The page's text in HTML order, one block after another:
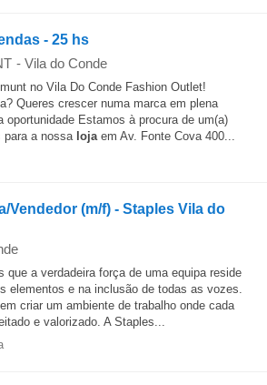
- 25 hs
- Vila do Conde
no Vila Do Conde Fashion Outlet!
Queres crescer numa marca em plena
oportunidade Estamos à procura de um(a)
para a nossa lojaem Av. Fonte Cova 400...
Vendedor (m/f) - Staples Vila do
que a verdadeira força de uma equipa reside
elementos e na inclusão de todas as vozes.
criar um ambiente de trabalho onde cada
e valorizado. A Staples...